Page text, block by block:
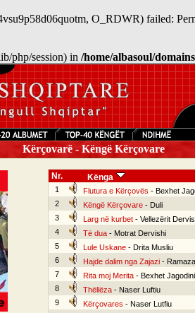
O_RDWR) failed:
php/session) in /home/albasoul/
Kërçovarë - Këngë Kërçovare
Nr. Kënga
1 Flutura e Kërçovës - Bexhet
2
Këngë Kërçovare- Duli
3
Larg në kurbet- Vellezërit
4
Të dua- Motrat Dervishi
5
Lule Uskane- Drita Musliu
6
Hajde dalim nga Zajazi-
7
Rita moj Merita- Bexhet Jagodini
8
Thëllëza- Naser Luftiu
9
Kërçovares - Naser Lutfiu